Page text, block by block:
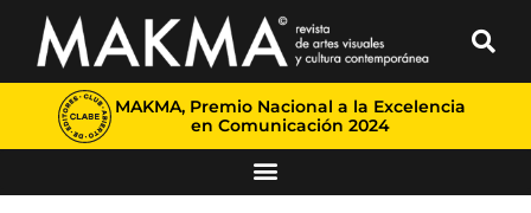
MAKMA, Premio Nacional a la Excelencia
en Comunicación 2024